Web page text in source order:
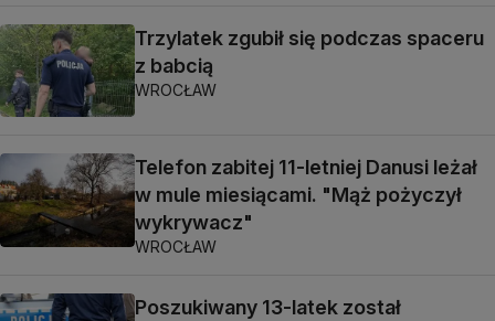
Trzylatek zgubił się podczas spaceru
z babcią
WROCŁAW
Telefon zabitej 11-letniej Danusi leżał
w mule miesiącami. "Mąż pożyczył
wykrywacz"
WROCŁAW
Poszukiwany 13-latek został